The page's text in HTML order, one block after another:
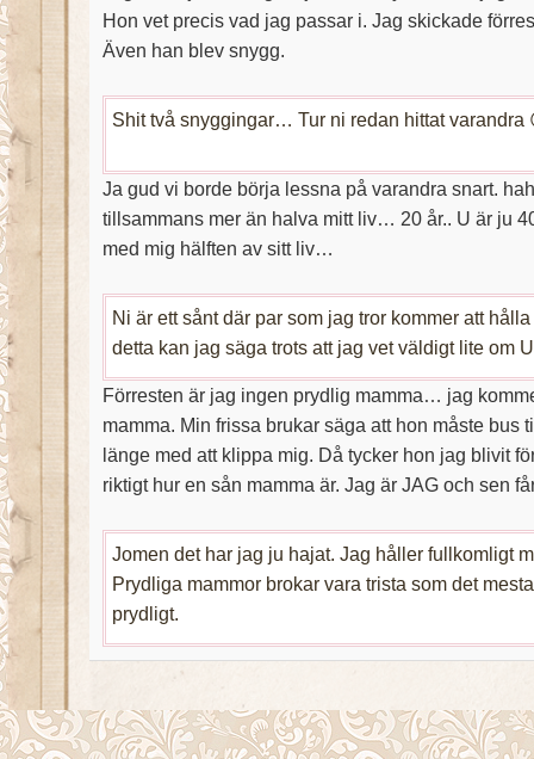
Hon vet precis vad jag passar i. Jag skickade
Även han blev snygg.
Shit två snyggingar… Tur ni redan hittat varandra
Ja gud vi borde börja lessna på varandra snart.
tillsammans mer än halva mitt liv… 20 år.. U är ju
med mig hälften av sitt liv…
Ni är ett sånt där par som jag tror kommer att
detta kan jag säga trots att jag vet väldigt lite om
Förresten är jag ingen prydlig mamma… jag
mamma. Min frissa brukar säga att hon måste bus
länge med att klippa mig. Då tycker hon jag blivit
riktigt hur en sån mamma är. Jag är JAG och sen
Jomen det har jag ju hajat. Jag håller fullkomligt
Prydliga mammor brokar vara trista som det
prydligt.